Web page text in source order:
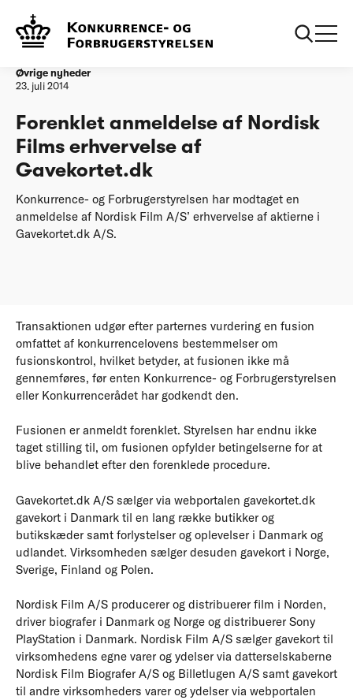
Forside
Gavekortet.dk
Øvrige nyheder
23. juli 2014
Forenklet anmeldelse af Nordisk
Films erhvervelse af
Gavekortet.dk
Konkurrence- og Forbrugerstyrelsen har modtaget en
anmeldelse af Nordisk Film A/S’ erhvervelse af aktierne i
Gavekortet.dk A/S.
Transaktionen udgør efter parternes vurdering en fusion
omfattet af konkurrencelovens bestemmelser om
fusionskontrol, hvilket betyder, at fusionen ikke må
gennemføres, før enten Konkurrence- og Forbrugerstyrelsen
eller Konkurrencerådet har godkendt den.
Fusionen er anmeldt forenklet. Styrelsen har endnu ikke
taget stilling til, om fusionen opfylder betingelserne for at
blive behandlet efter den forenklede procedure.
Gavekortet.dk A/S sælger via webportalen gavekortet.dk
gavekort i Danmark til en lang række butikker og
butikskæder samt forlystelser og oplevelser i Danmark og
udlandet. Virksomheden sælger desuden gavekort i Norge,
Sverige, Finland og Polen.
Nordisk Film A/S producerer og distribuerer film i Norden,
driver biografer i Danmark og Norge og distribuerer Sony
PlayStation i Danmark. Nordisk Film A/S sælger gavekort til
virksomhedens egne varer og ydelser via datterselskaberne
Nordisk Film Biografer A/S og Billetlugen A/S samt gavekort
til andre virksomheders varer og ydelser via webportalen